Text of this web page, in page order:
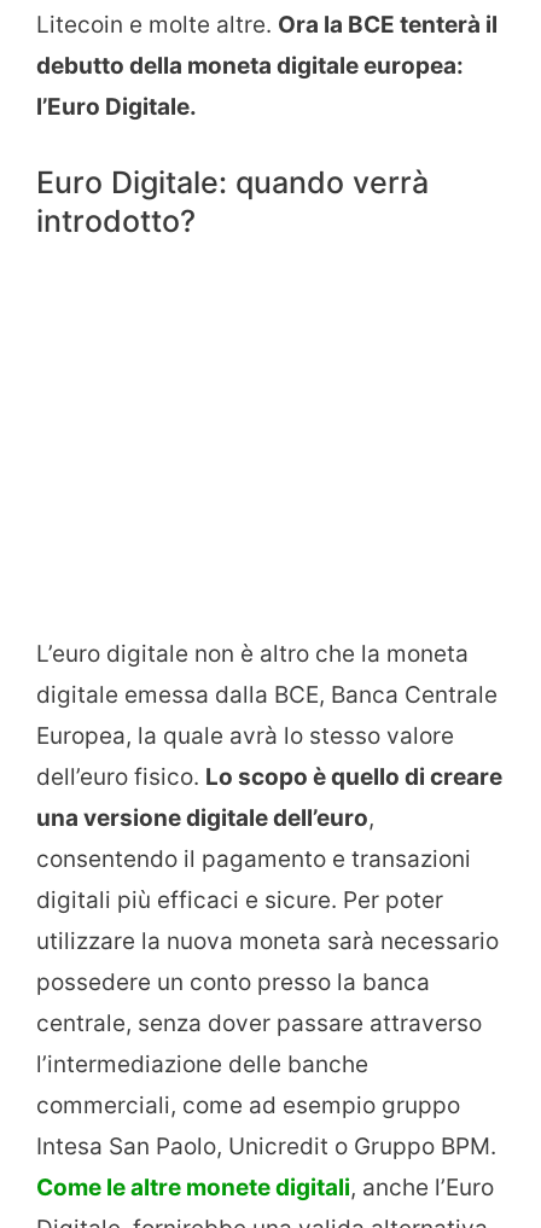
Litecoin e molte altre. Ora la BCE tenterà il
debutto della moneta digitale europea:
l’Euro Digitale.
Euro Digitale: quando verrà
introdotto?
L’euro digitale non è altro che la moneta
digitale emessa dalla BCE, Banca Centrale
Europea, la quale avrà lo stesso valore
dell’euro fisico. Lo scopo è quello di creare
una versione digitale dell’euro,
consentendo il pagamento e transazioni
digitali più efficaci e sicure. Per poter
utilizzare la nuova moneta sarà necessario
possedere un conto presso la banca
centrale, senza dover passare attraverso
l’intermediazione delle banche
commerciali, come ad esempio gruppo
Intesa San Paolo, Unicredit o Gruppo BPM.
Come le altre monete digitali, anche l’Euro